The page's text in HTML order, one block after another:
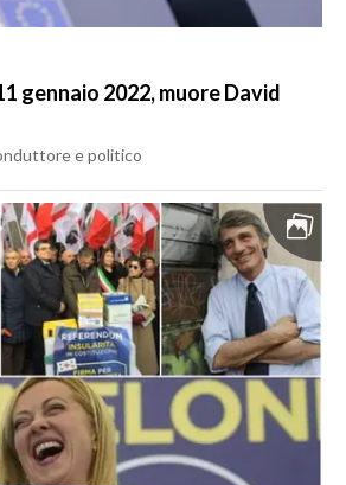
gennaio 2022, muore David
e politico